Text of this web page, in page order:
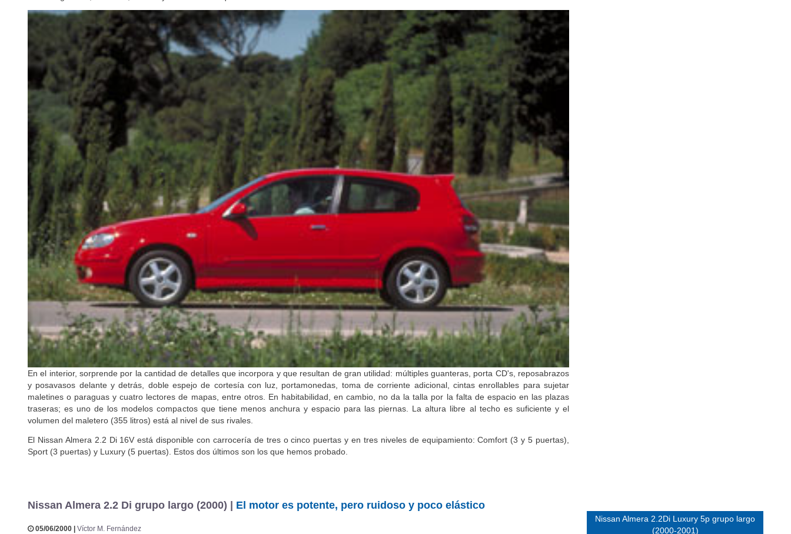
En el interior, sorprende por la cantidad de detalles que incorpora y que resultan de gran utilidad: múltiples guanteras, porta CD's, reposabrazos
y posavasos delante y detrás, doble espejo de cortesía con luz, portamonedas, toma de corriente adicional, cintas enrollables para sujetar
maletines o paraguas y cuatro lectores de mapas, entre otros. En habitabilidad, en cambio, no da la talla por la falta de espacio en las plazas
traseras; es uno de los modelos compactos que tiene menos anchura y espacio para las piernas. La altura libre al techo es suficiente y el
El Nissan Almera 2.2 Di 16V está disponible con carrocería de tres o cinco puertas y en tres niveles de equipamiento: Comfort (3 y 5 puertas),
Nissan Almera 2.2 Di grupo largo (2000) | El motor es potente, pero ruidoso y poco elástico
Nissan Almera 2.2Di Luxury 5p grupo largo